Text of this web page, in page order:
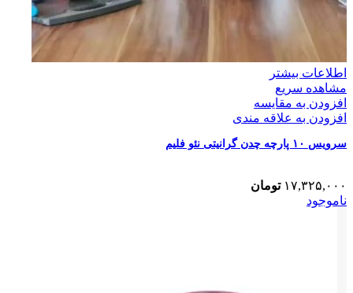
اطلاعات بیشتر
مشاهده سریع
افزودن به مقایسه
افزودن به علاقه مندی
سرویس ۱۰ پارچه چدن گرانیتی نئو فلیم
۱۷,۳۲۵,۰۰۰ تومان
ناموجود